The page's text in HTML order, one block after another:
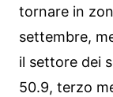
tornare in
settembre,
il settore dei
50.9, terzo